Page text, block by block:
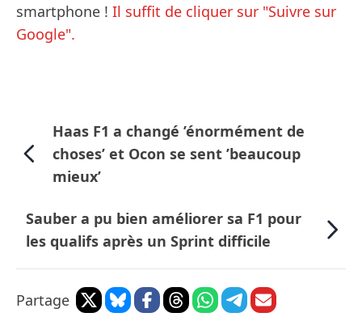
smartphone ! Il suffit de cliquer sur "Suivre sur
Google".
Haas F1 a changé ’énormément de
choses’ et Ocon se sent ’beaucoup
mieux’
Sauber a pu bien améliorer sa F1 pour
les qualifs après un Sprint difficile
Partage